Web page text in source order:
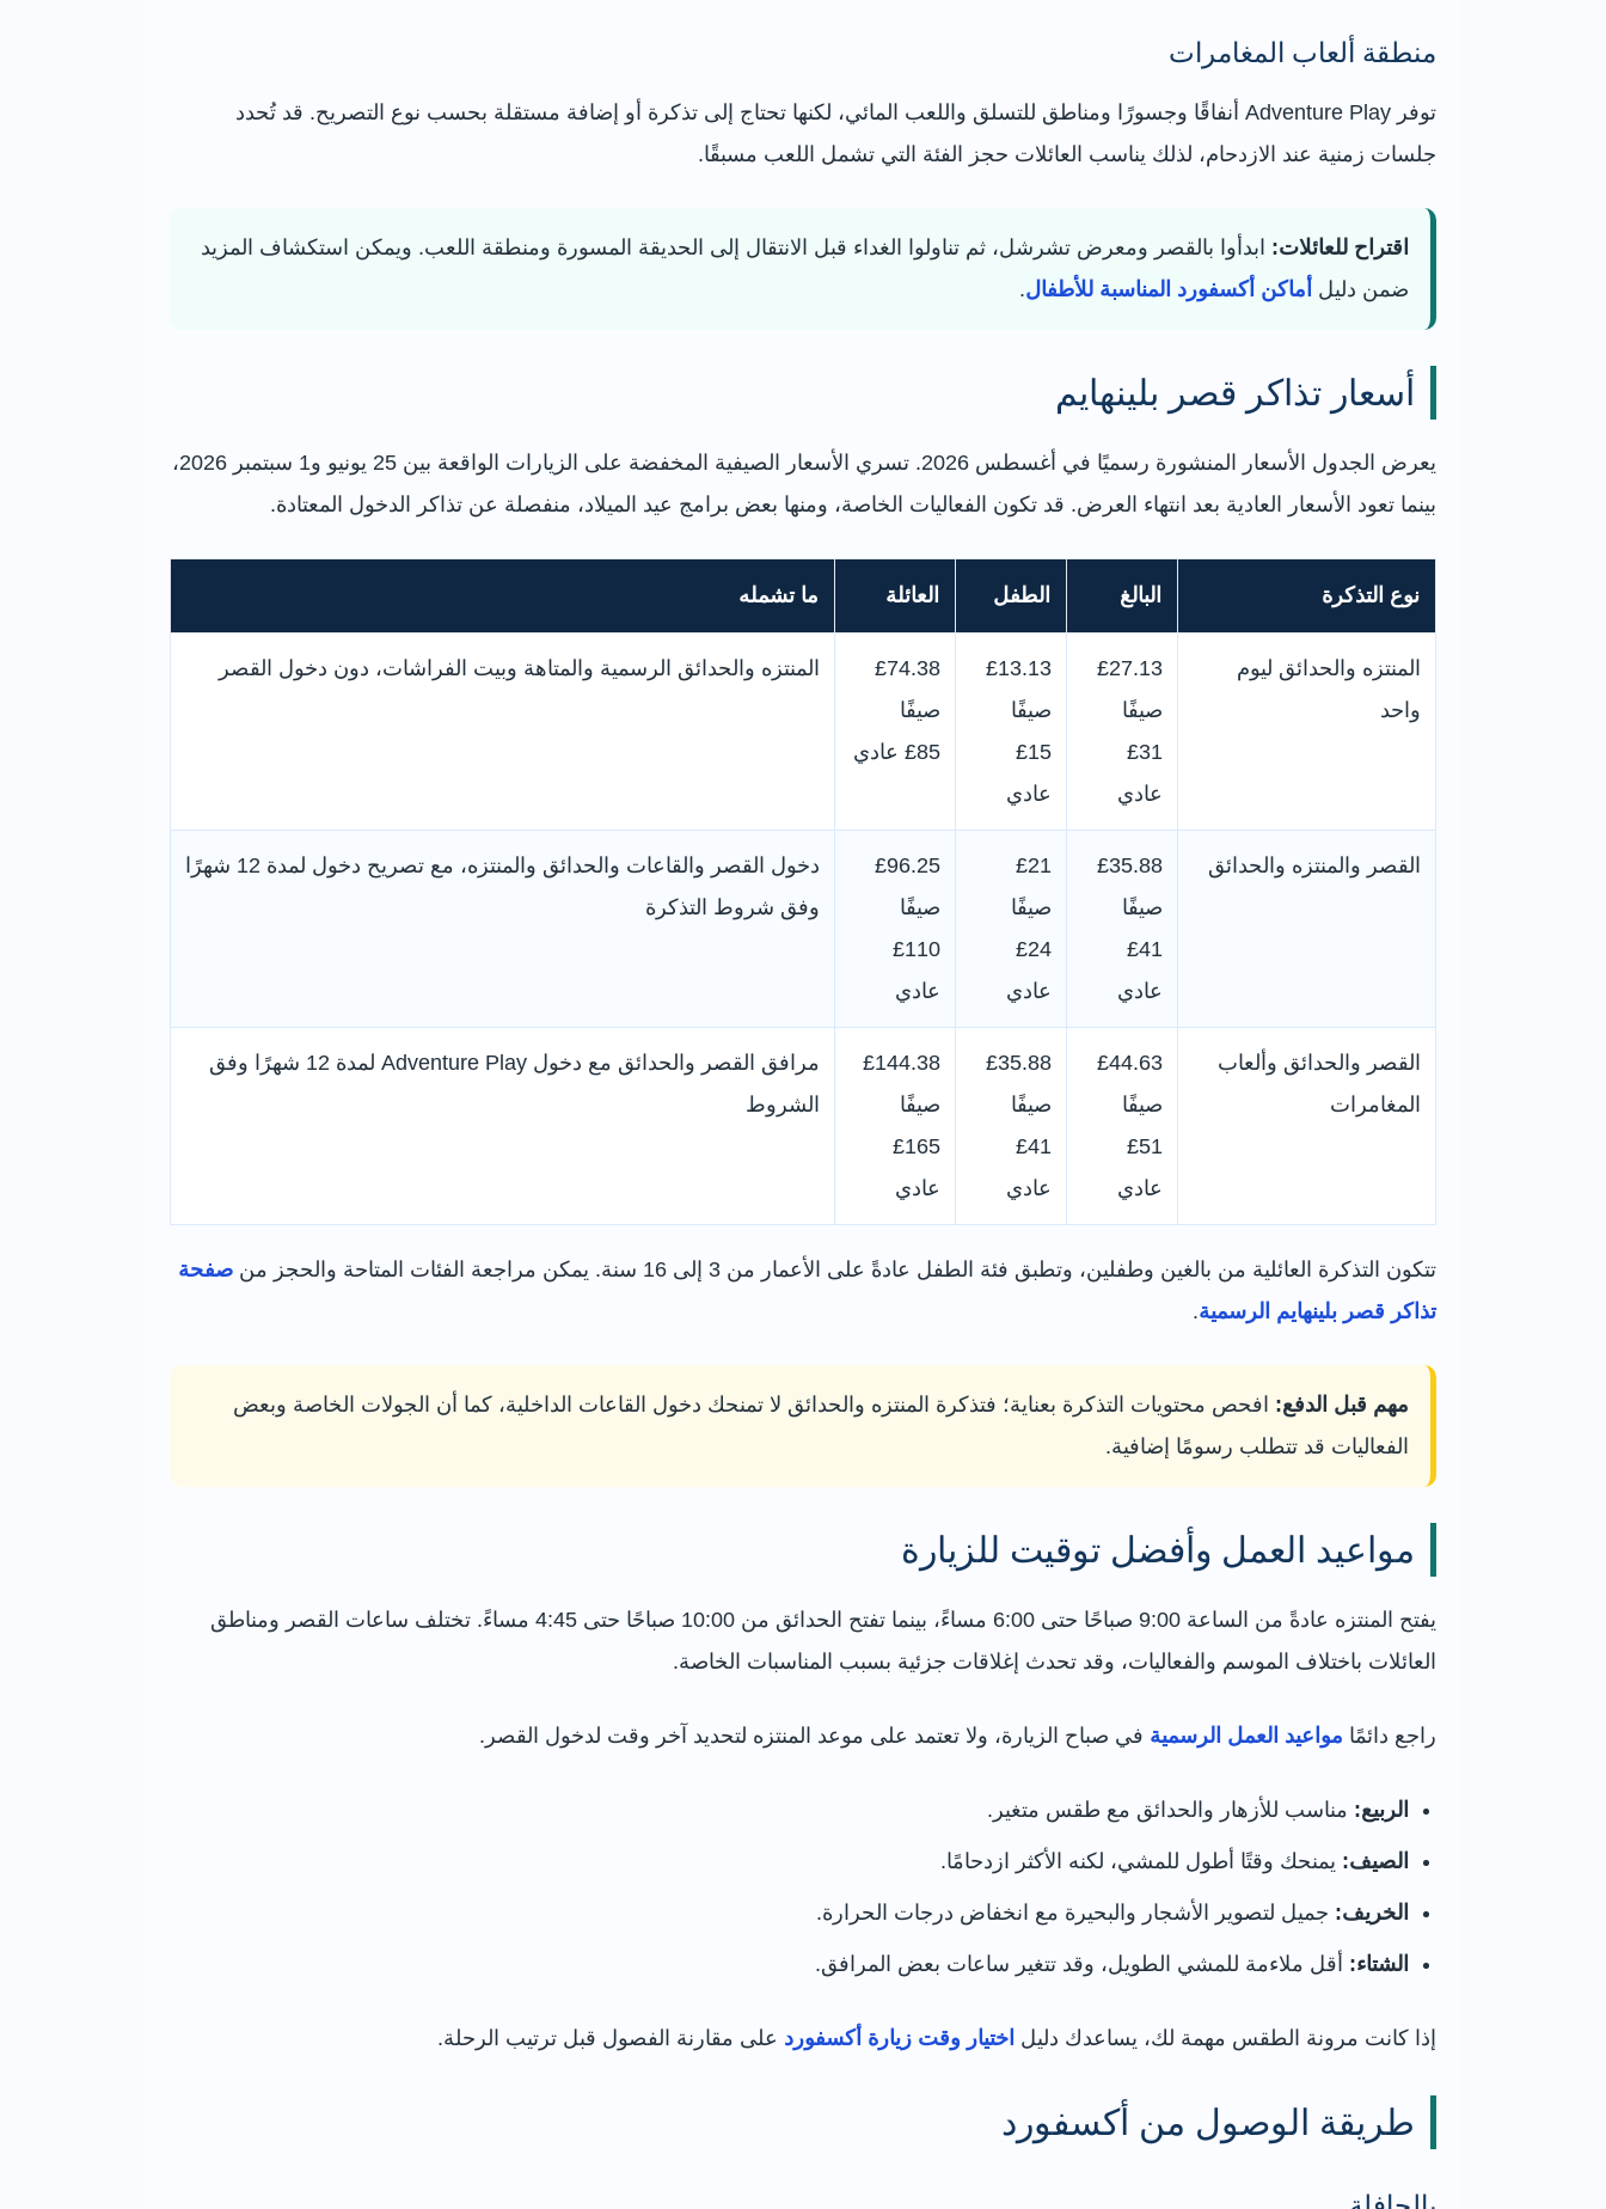
منطقة ألعاب المغامرات
توفر Adventure Play أنفاقًا وجسورًا ومناطق للتسلق واللعب المائي، لكنها تحتاج إلى تذكرة أو إضافة مستقلة بحسب نوع التصريح. قد تُحدد
جلسات زمنية عند الازدحام، لذلك يناسب العائلات حجز الفئة التي تشمل اللعب مسبقًا.
اقتراح للعائلات: ابدأوا بالقصر ومعرض تشرشل، ثم تناولوا الغداء قبل الانتقال إلى الحديقة المسورة ومنطقة اللعب. ويمكن استكشاف المزيد
ضمن دليل أماكن أكسفورد المناسبة للأطفال.
أسعار تذاكر قصر بلينهايم
يعرض الجدول الأسعار المنشورة رسميًا في أغسطس 2026. تسري الأسعار الصيفية المخفضة على الزيارات الواقعة بين 25 يونيو و1 سبتمبر 2026،
بينما تعود الأسعار العادية بعد انتهاء العرض. قد تكون الفعاليات الخاصة، ومنها بعض برامج عيد الميلاد، منفصلة عن تذاكر الدخول المعتادة.
نوع التذكرة البالغ الطفل العائلة ما تشمله
المنتزه والحدائق ليوم
واحد
£27.13
صيفًا
£31
عادي
£13.13
صيفًا
£15
عادي
£74.38
صيفًا
£85 عادي
المنتزه والحدائق الرسمية والمتاهة وبيت الفراشات، دون دخول القصر
القصر والمنتزه والحدائق
£35.88
صيفًا
£41
عادي
£21
صيفًا
£24
عادي
£96.25
صيفًا
£110
عادي
دخول القصر والقاعات والحدائق والمنتزه، مع تصريح دخول لمدة 12 شهرًا
وفق شروط التذكرة
القصر والحدائق وألعاب
المغامرات
£44.63
صيفًا
£51
عادي
£35.88
صيفًا
£41
عادي
£144.38
صيفًا
£165
عادي
مرافق القصر والحدائق مع دخول Adventure Play لمدة 12 شهرًا وفق
الشروط
تتكون التذكرة العائلية من بالغين وطفلين، وتطبق فئة الطفل عادةً على الأعمار من 3 إلى 16 سنة. يمكن مراجعة الفئات المتاحة والحجز من
صفحة
تذاكر قصر بلينهايم الرسمية.
مهم قبل الدفع: افحص محتويات التذكرة بعناية؛ فتذكرة المنتزه والحدائق لا تمنحك دخول القاعات الداخلية، كما أن الجولات الخاصة وبعض
الفعاليات قد تتطلب رسومًا إضافية.
مواعيد العمل وأفضل توقيت للزيارة
يفتح المنتزه عادةً من الساعة 9:00 صباحًا حتى 6:00 مساءً، بينما تفتح الحدائق من 10:00 صباحًا حتى 4:45 مساءً. تختلف ساعات القصر ومناطق
العائلات باختلاف الموسم والفعاليات، وقد تحدث إغلاقات جزئية بسبب المناسبات الخاصة.
راجع دائمًا مواعيد العمل الرسمية في صباح الزيارة، ولا تعتمد على موعد المنتزه لتحديد آخر وقت لدخول القصر.
الربيع: مناسب للأزهار والحدائق مع طقس متغير.
الصيف: يمنحك وقتًا أطول للمشي، لكنه الأكثر ازدحامًا.
الخريف: جميل لتصوير الأشجار والبحيرة مع انخفاض درجات الحرارة.
الشتاء: أقل ملاءمة للمشي الطويل، وقد تتغير ساعات بعض المرافق.
إذا كانت مرونة الطقس مهمة لك، يساعدك دليل اختيار وقت زيارة أكسفورد على مقارنة الفصول قبل ترتيب الرحلة.
طريقة الوصول من أكسفورد